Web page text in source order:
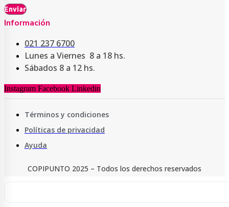
Enviar
Información
021 237 6700
Lunes a Viernes 8 a 18 hs.
Sábados 8 a 12 hs.
Instagram Facebook Linkedin
Términos y condiciones
Políticas de privacidad
Ayuda
COPIPUNTO 2025 – Todos los derechos reservados